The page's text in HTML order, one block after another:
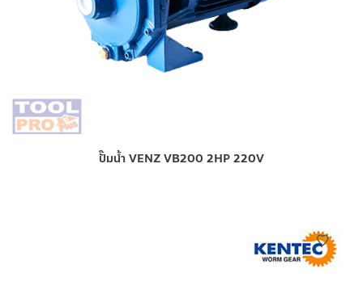
ปั๊มน้ำ VENZ VB200 2HP 220V